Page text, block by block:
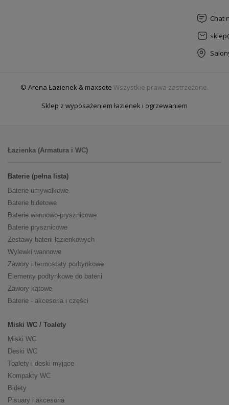
Chat
© Arena Łazienek & maxsote Wszystkie prawa zastrzeżone.
Sklep z wyposażeniem łazienek i ogrzewaniem
Łazienka (Armatura i WC)
Baterie (pełna lista)
Baterie umywalkowe
Baterie bidetowe
Baterie wannowo-prysznicowe
Baterie prysznicowe
Zestawy baterii łazienkowych
Wylewki wannowe
Zawory i termostaty podtynkowe
Elementy podtynkowe do baterii
Zawory kątowe
Baterie - akcesoria i części
Miski WC / Toalety
Miski WC
Deski WC
Toalety i deski myjące
Kompakty WC
Bidety
Pisuary i akcesoria